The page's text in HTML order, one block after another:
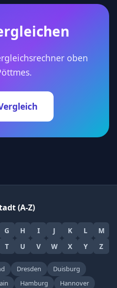
oben
(A-Z)
G H I J K L
M
T U V W X Y Z
Dresden
Duisburg
Hamburg
Hannover